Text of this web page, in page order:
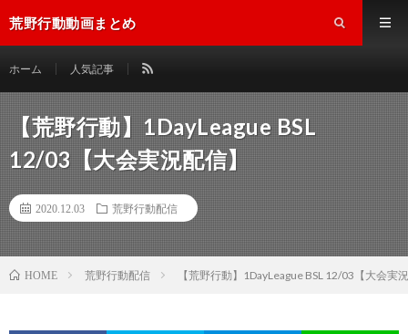
荒野行動動画まとめ
ホーム 人気記事
【荒野行動】1DayLeague BSL
12/03【大会実況配信】
2020.12.03 荒野行動配信
HOME 荒野行動配信 【荒野行動】1DayLeague BSL 12/03【大会実